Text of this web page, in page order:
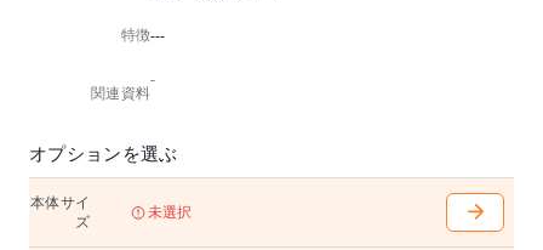
特徴---
関連資料
-
オプションを選ぶ
本体サイ
ズ
未選択